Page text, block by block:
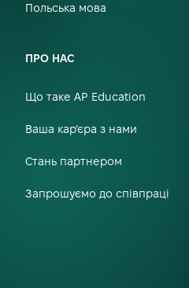
Польська мова
ПРО НАС
Що таке AP Education
Ваша кар’єра з нами
Стань партнером
Запрошуємо до співпраці